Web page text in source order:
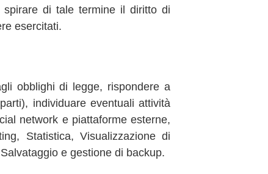
di tale termine il diritto di
esercitati.
obblighi di legge, rispondere a
individuare eventuali attività
network e piattaforme esterne,
Statistica, Visualizzazione di
e gestione di backup.